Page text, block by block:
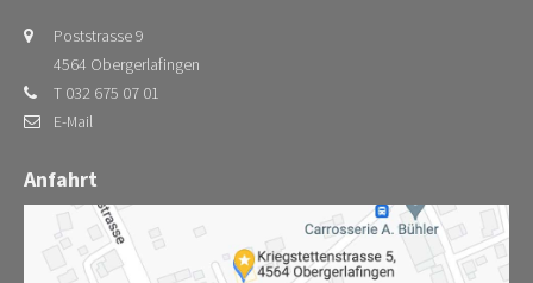
Poststrasse 9
4564 Obergerlafingen
T 032 675 07 01
E-Mail
Anfahrt